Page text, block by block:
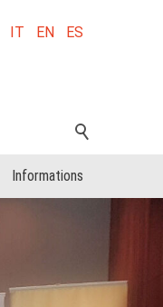
IT EN ES
Informations